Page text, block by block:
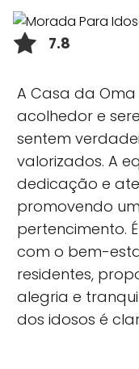
7.8
A Casa da
acolhedor e
sentem
valorizados. A
dedicação e
promovendo
pertencimento.
com o bem-
residentes,
alegria e
dos idosos é